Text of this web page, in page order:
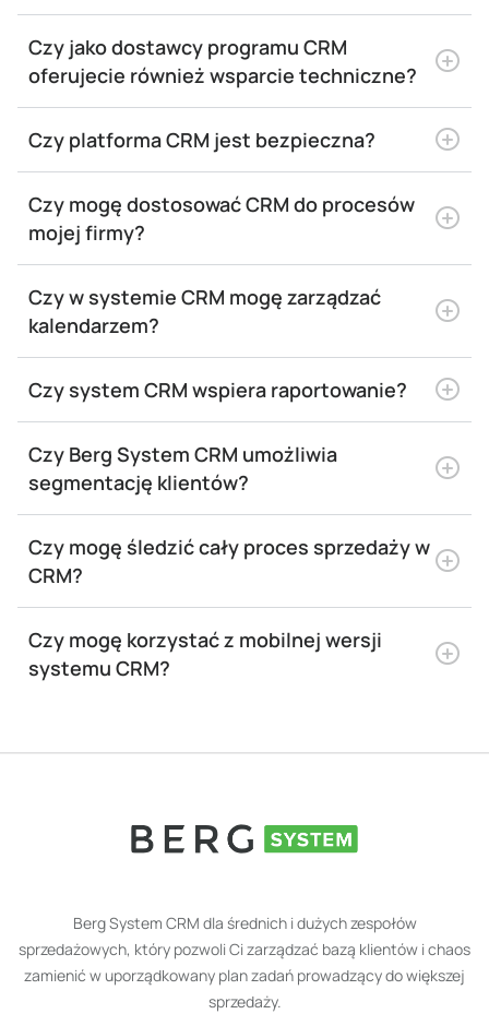
Czy jako dostawcy programu CRM
oferujecie również wsparcie techniczne?
Czy platforma CRM jest bezpieczna?
Czy mogę dostosować CRM do procesów
mojej firmy?
Czy w systemie CRM mogę zarządzać
kalendarzem?
Czy system CRM wspiera raportowanie?
Czy Berg System CRM umożliwia
segmentację klientów?
Czy mogę śledzić cały proces sprzedaży w
CRM?
Czy mogę korzystać z mobilnej wersji
systemu CRM?
Berg System CRM dla średnich i dużych zespołów
sprzedażowych, który pozwoli Ci zarządzać bazą klientów i chaos
zamienić w uporządkowany plan zadań prowadzący do większej
sprzedaży.